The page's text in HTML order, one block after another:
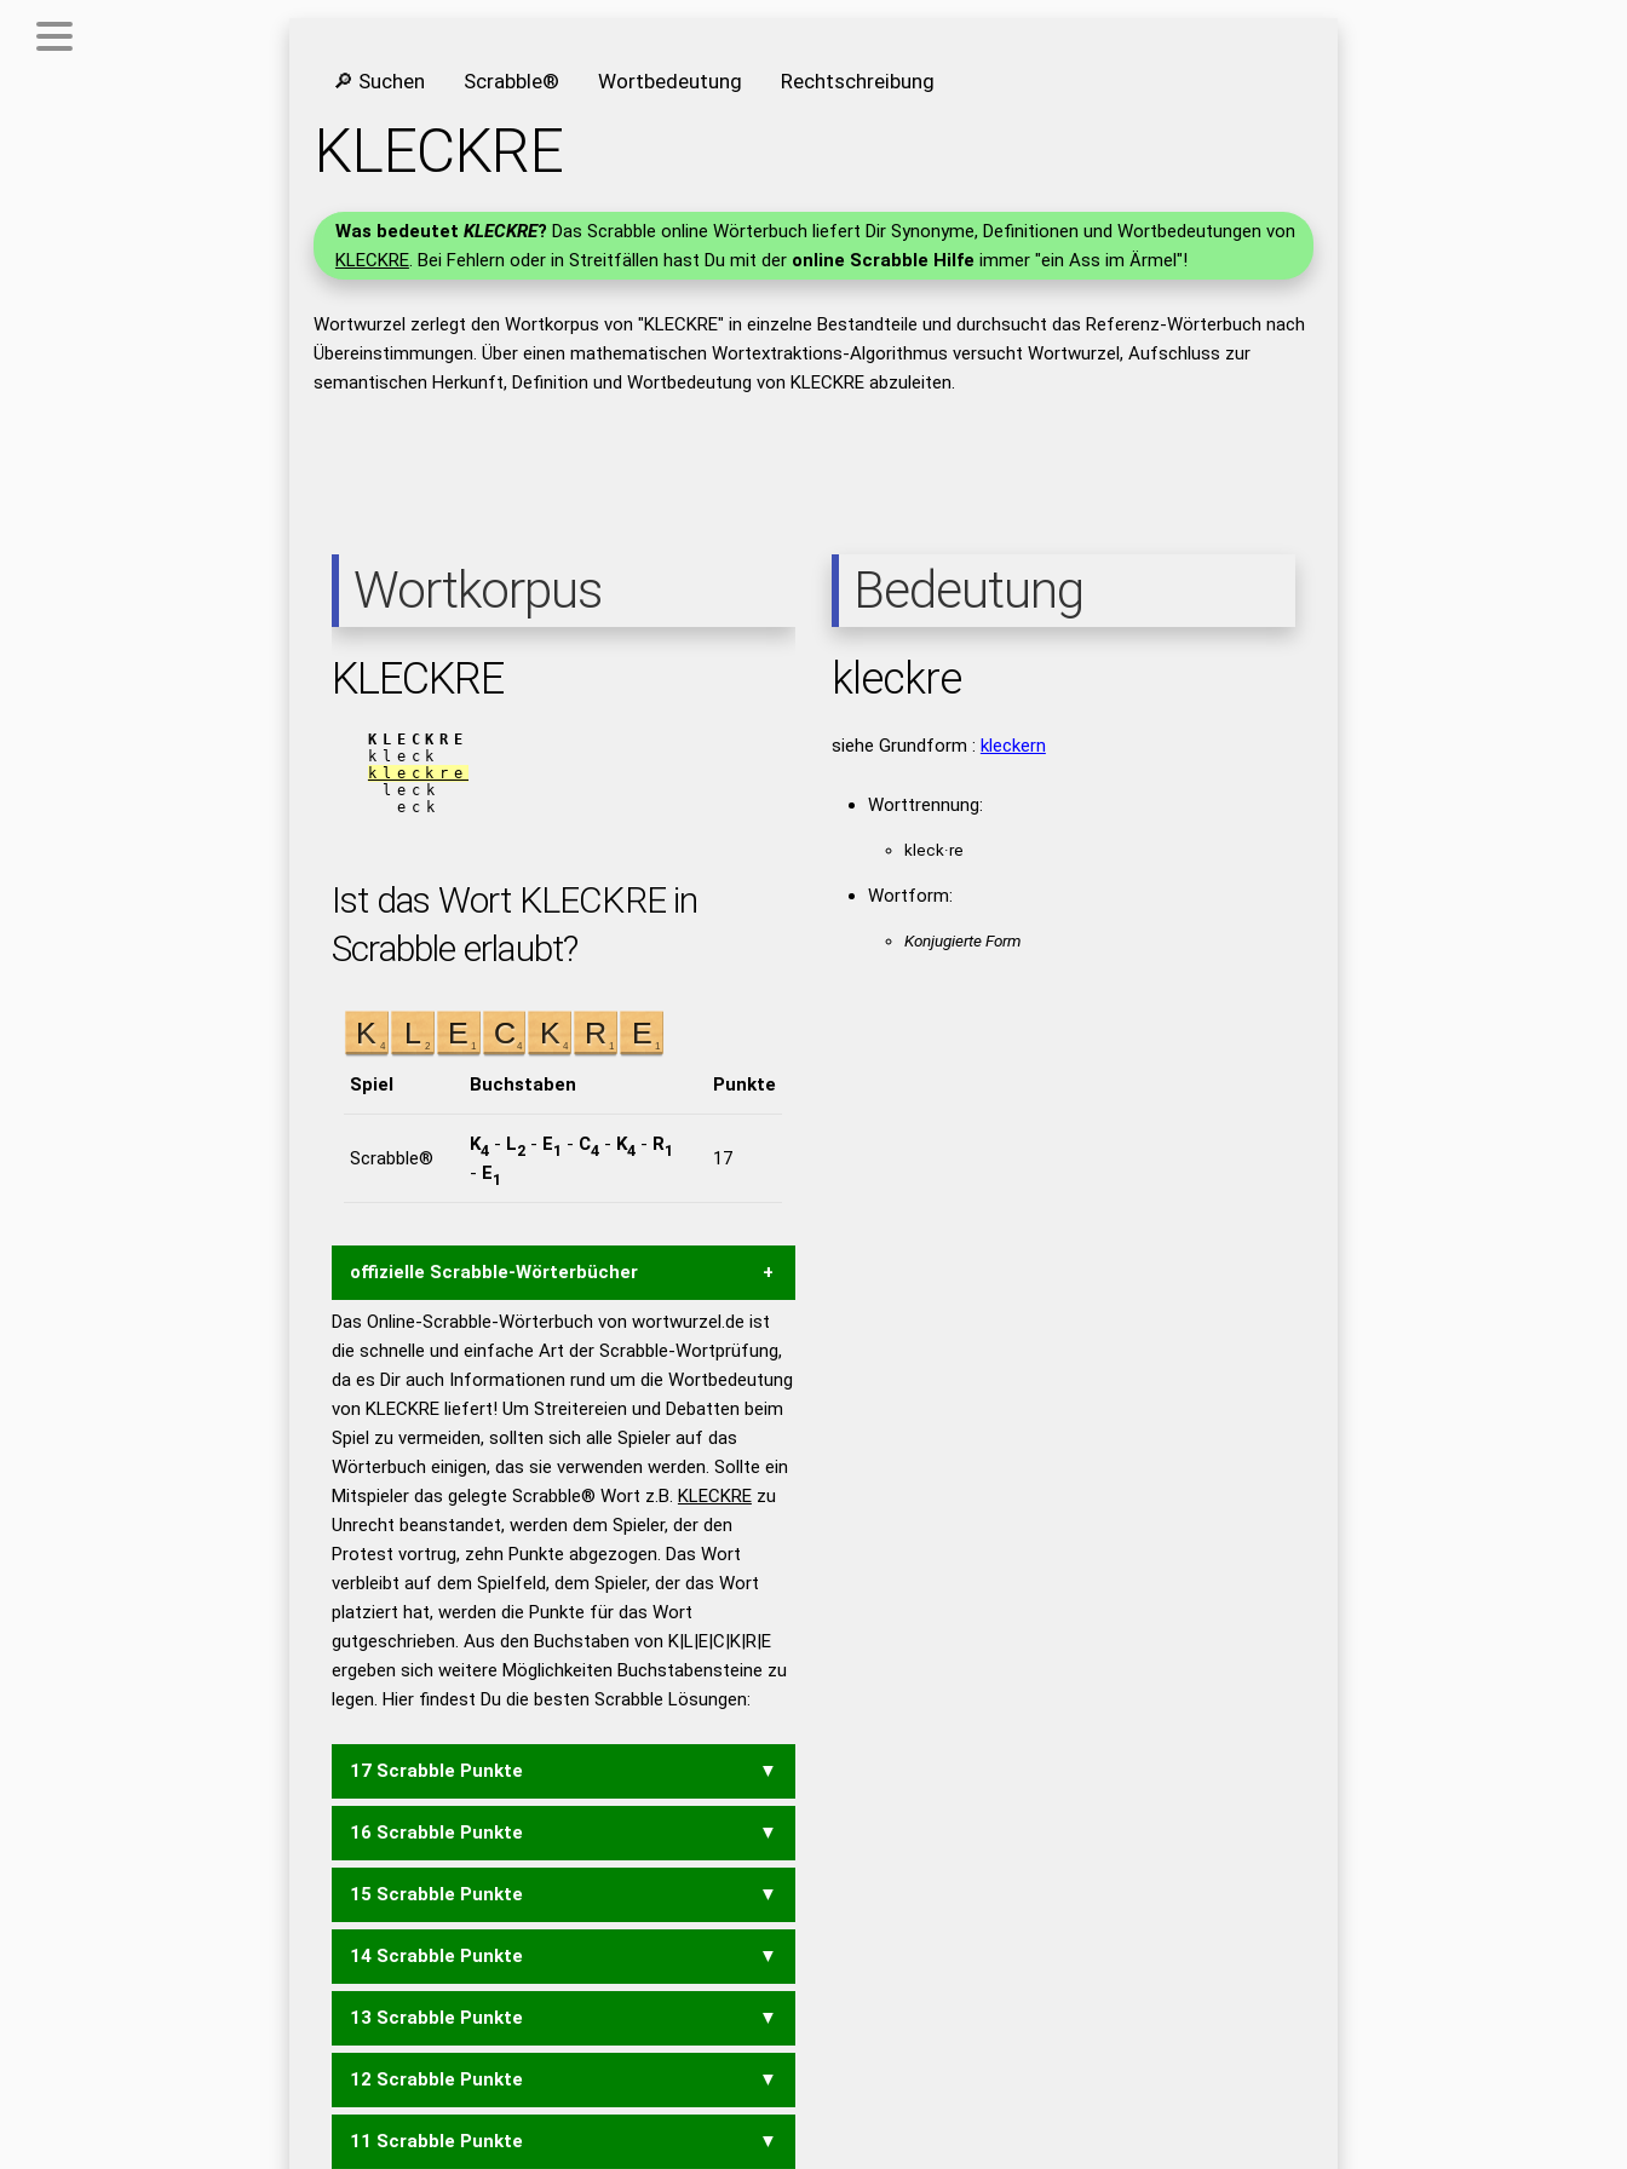
🔎 Suchen Scrabble® Wortbedeutung Rechtschreibung
KLECKRE
Was bedeutet KLECKRE? Das Scrabble online Wörterbuch liefert Dir Synonyme, Definitionen und Wortbedeutungen von
KLECKRE. Bei Fehlern oder in Streitfällen hast Du mit der online Scrabble Hilfe immer "ein Ass im Ärmel"!
Wortwurzel zerlegt den Wortkorpus von "KLECKRE" in einzelne Bestandteile und durchsucht das Referenz-Wörterbuch nach
Übereinstimmungen. Über einen mathematischen Wortextraktions-Algorithmus versucht Wortwurzel, Aufschluss zur
semantischen Herkunft, Definition und Wortbedeutung von KLECKRE abzuleiten.
Wortkorpus
KLECKRE
KLECKRE
kleck
kleckre
leck
eck
Ist das Wort KLECKRE in
Scrabble erlaubt?
Spiel Buchstaben Punkte
Scrabble®
K4 - L2- E1 - C4 - K4 - R1
- E1
17
offizielle Scrabble-Wörterbücher
Wortwurzel liefert mit Hilfe eines semantischen
Wortanalyse-Algorithmus gute Anhaltspunkte zu
Wortbedeutung, Worttrennung und Wortform, um die
Gültigkeit eines Wortes für das Scrabble-Spiel zu
bestimmen! zugelassene Turnier Scrabble-
Wörterbücher sind:
Duden – Standardwerk in 12
Bänden
Duden – Richtiges und gutes
Deutsch
Duden – Die deutsche Grammatik
Duden – Deutsches
Universalwörterbuch
Das Online-Scrabble-Wörterbuch von wortwurzel.de ist
die schnelle und einfache Art der Scrabble-Wortprüfung,
da es Dir auch Informationen rund um die Wortbedeutung
von KLECKRE liefert! Um Streitereien und Debatten beim
Spiel zu vermeiden, sollten sich alle Spieler auf das
Wörterbuch einigen, das sie verwenden werden. Sollte ein
Mitspieler das gelegte Scrabble® Wort z.B. KLECKREzu
Unrecht beanstandet, werden dem Spieler, der den
Protest vortrug, zehn Punkte abgezogen. Das Wort
verbleibt auf dem Spielfeld, dem Spieler, der das Wort
platziert hat, werden die Punkte für das Wort
gutgeschrieben. Aus den Buchstaben von K|L|E|C|K|R|E
ergeben sich weitere Möglichkeiten Buchstabensteine zu
legen. Hier findest Du die besten Scrabble Lösungen:
17 Scrabble Punkte
KLECKER
16 Scrabble Punkte
KLECKE
15 Scrabble Punkte
KECKER
14 Scrabble Punkte
KECKE
13 Scrabble Punkte
KECK LECKER
12 Scrabble Punkte
CLERK KLERK LECKE
11 Scrabble Punkte
Bedeutung
kleckre
siehe Grundform : kleckern
Worttrennung:
kleck·re
Wortform:
Konjugierte Form